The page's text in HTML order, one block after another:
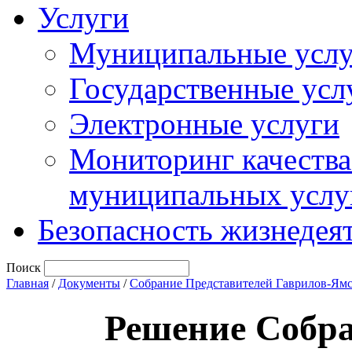
Услуги
Муниципальные
Государственные
Электронные услуги
Мониторинг
муниципальных
Безопасность
Поиск
Главная / Документы /Собрание Представителей Гаврилов-
Решение